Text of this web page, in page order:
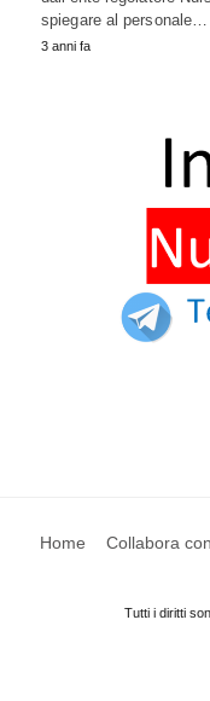
spiegare al personale…
3 anni fa
Home Collabora
Tutti i diritti